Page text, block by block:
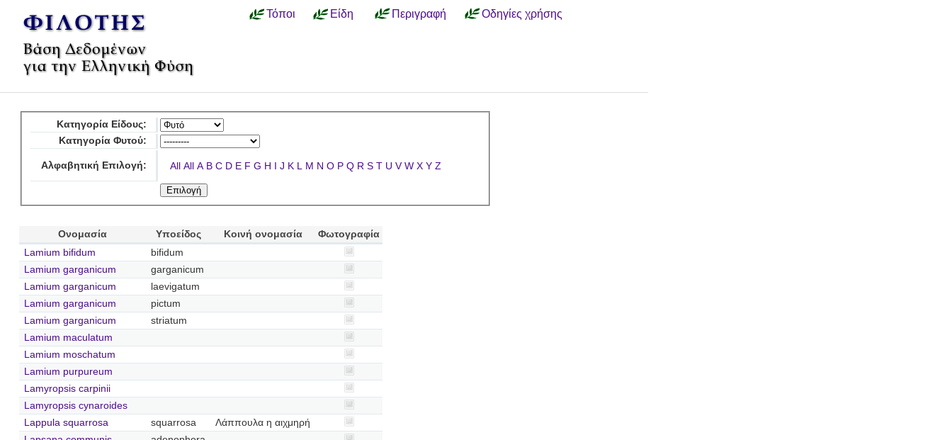
Τόποι Είδη Περιγραφή Οδηγίες χρήσης
Κατηγορία Είδους:
Κατηγορία Φυτού:
Αλφαβητική Επιλογή: All All A B C D E F G H I J K L M N O P Q R S T U V W X Y Z
Ονομασία Υποείδος Κοινή ονομασία
Φωτογραφία
Lamium bifidum
bifidum
Lamium garganicum
garganicum
Lamium garganicum
laevigatum
Lamium garganicum
pictum
Lamium garganicum
striatum
Lamium maculatum
Lamium moschatum
Lamium purpureum
Lamyropsis carpinii
Lamyropsis cynaroides
Lappula squarrosa
squarrosa
Λάππουλα η αιχμηρή